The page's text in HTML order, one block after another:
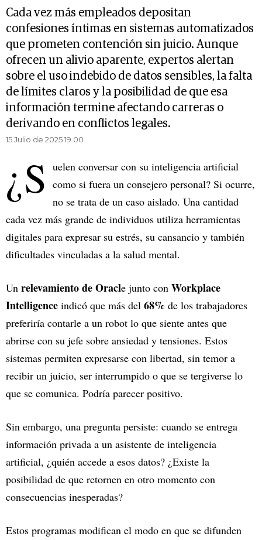
Cada vez más empleados depositan
confesiones íntimas en sistemas automatizados
que prometen contención sin juicio. Aunque
ofrecen un alivio aparente, expertos alertan
sobre el uso indebido de datos sensibles, la falta
de límites claros y la posibilidad de que esa
información termine afectando carreras o
derivando en conflictos legales.
15 Julio de 2025 19.00
¿S uelen conversar con su inteligencia artificial
como si fuera un consejero personal? Si ocurre,
no se trata de un caso aislado. Una cantidad
cada vez más grande de individuos utiliza herramientas
digitales para expresar su estrés, su cansancio y también
dificultades vinculadas a la salud mental.
Un relevamiento de Oracle junto con Workplace
Intelligence indicó que más del 68% de los trabajadores
preferiría contarle a un robot lo que siente antes que
abrirse con su jefe sobre ansiedad y tensiones. Estos
sistemas permiten expresarse con libertad, sin temor a
recibir un juicio, ser interrumpido o que se tergiverse lo
que se comunica. Podría parecer positivo.
Sin embargo, una pregunta persiste: cuando se entrega
información privada a un asistente de inteligencia
artificial, ¿quién accede a esos datos? ¿Existe la
posibilidad de que retornen en otro momento con
consecuencias inesperadas?
Estos programas modifican el modo en que se difunden